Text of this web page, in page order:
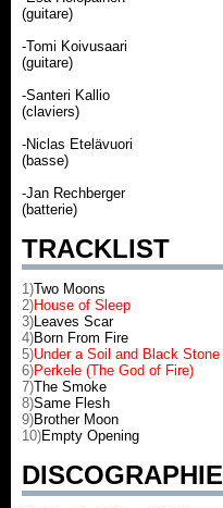
(guitare)
-Tomi Koivusaari
(guitare)
-Santeri Kallio
(claviers)
-Niclas Etelävuori
(basse)
-Jan Rechberger
(batterie)
TRACKLIST
1)Two Moons
2)House of Sleep
3)Leaves Scar
4)Born From Fire
5)Under a Soil and Black Stone
6)Perkele (The God of Fire)
7)The Smoke
8)Same Flesh
9)Brother Moon
10)Empty Opening
DISCOGRAPHIE